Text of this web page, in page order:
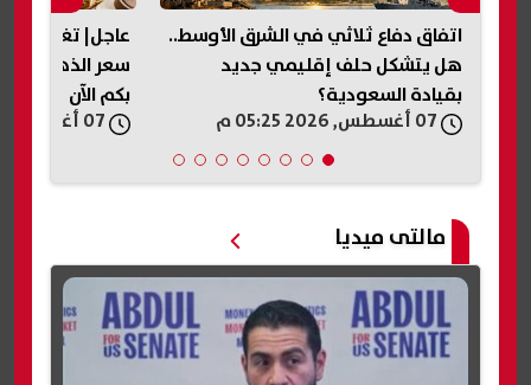
اتفاق دفاع ثلاثي في الشرق الأوسط..
هل يتشكل حلف إقليمي جديد
بقيادة السعودية؟
عاجل| تغير
بكم الآن
مالتى ميديا